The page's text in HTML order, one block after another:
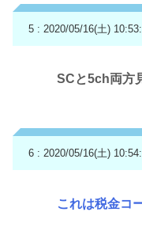
5 : 2020/05/16(土)
SCと5ch両方
6 : 2020/05/16(土)
これは税金コ